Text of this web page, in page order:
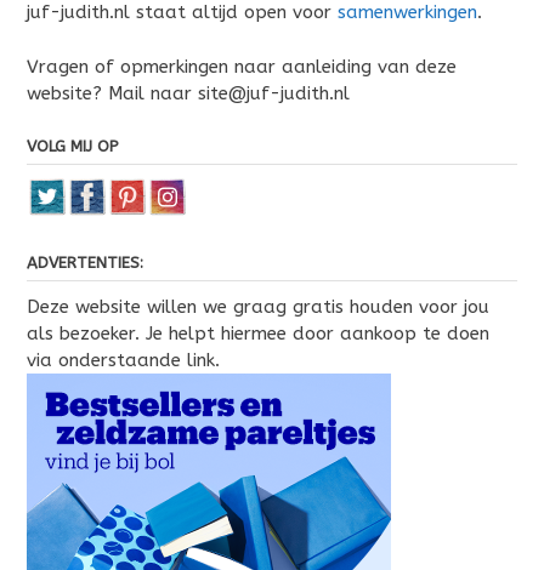
juf-judith.nl staat altijd open voor samenwerkingen.
Vragen of opmerkingen naar aanleiding van deze
website? Mail naar site@juf-judith.nl
VOLG MIJ OP
ADVERTENTIES:
Deze website willen we graag gratis houden voor jou
als bezoeker. Je helpt hiermee door aankoop te doen
via onderstaande link.